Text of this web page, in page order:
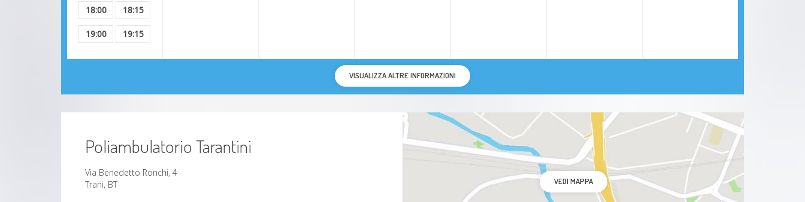
18:00 18:15
19:00 19:15
VISUALIZZA ALTRE INFORMAZIONI
Poliambulatorio Tarantini
Via Benedetto Ronchi, 4
Trani, BT
VEDI MAPPA